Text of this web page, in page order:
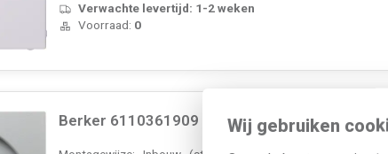
Wij gebruiken
Verwachte levertijd: 1-2 weken
Voorraad: 0
Berker 6110361909 centraalplaat telefoon